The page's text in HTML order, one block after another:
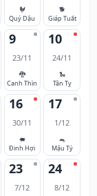
🐓
Quý Dậu
🐕
Giáp Tuất
9
23/11
🐉
Canh Thìn
10
24/11
🐍
Tân Tỵ
16
30/11
🐖
Đinh Hợi
17
1/12
🐀
Mậu Tý
23
7/12
24
8/12